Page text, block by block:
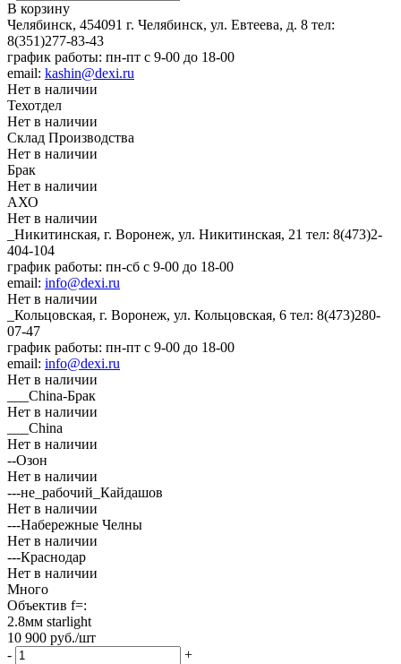
В корзину
Челябинск, 454091 г. Челябинск, ул. Евтеева, д. 8 тел:
8(351)277-83-43
график работы: пн-пт с 9-00 до 18-00
email: kashin@dexi.ru
Нет в наличии
Техотдел
Нет в наличии
Склад Производства
Нет в наличии
Брак
Нет в наличии
АХО
Нет в наличии
_Никитинская, г. Воронеж, ул. Никитинская, 21 тел: 8(473)2-
404-104
график работы: пн-сб с 9-00 до 18-00
email: info@dexi.ru
Нет в наличии
_Кольцовская, г. Воронеж, ул. Кольцовская, 6 тел: 8(473)280-
07-47
график работы: пн-пт с 9-00 до 18-00
email: info@dexi.ru
Нет в наличии
___China-Брак
Нет в наличии
___China
Нет в наличии
--Озон
Нет в наличии
---не_рабочий_Кайдашов
Нет в наличии
---Набережные Челны
Нет в наличии
---Краснодар
Нет в наличии
Много
Объектив f=:
2.8мм starlight
10 900 руб./шт
-
+